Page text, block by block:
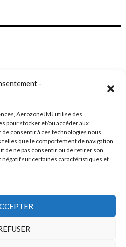
-
AerozoneJMJ utilise des
pour stocker et/ou accéder aux
consentir à ces technologies nous
que le comportement de navigation
de ne pas consentir ou de retirer son
sur certaines caractéristiques et
2026